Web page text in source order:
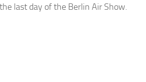
last day of the Berlin Air Show.